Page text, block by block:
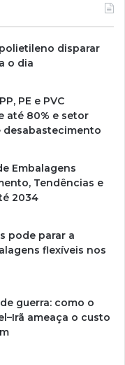
disparar
o dia
PE e PVC
até 80% e setor
Embalagens
Tendências e
2034
pode parar a
flexíveis nos
guerra: como o
ameaça o custo